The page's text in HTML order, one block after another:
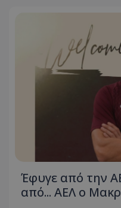
Έφυγε από την
από... ΑΕΛ ο